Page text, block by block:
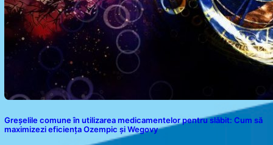
Greșelile comune în utilizarea medicamentelor pentru slăbit: Cum să
maximizezi eficiența Ozempic și Wegovy